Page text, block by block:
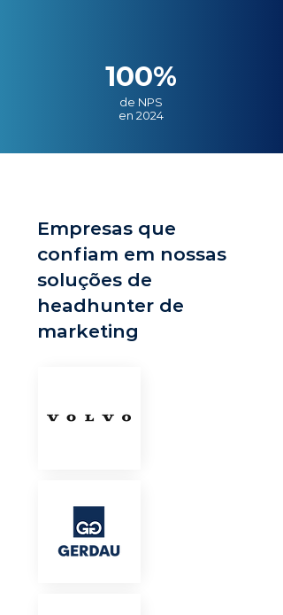
100%
de NPS
en 2024
Empresas que
confiam em nossas
soluções de
headhunter de
marketing